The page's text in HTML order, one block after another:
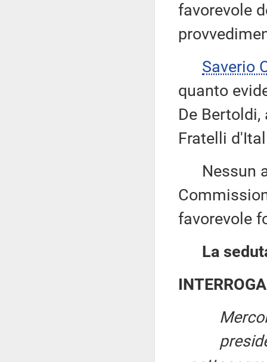
favorevole
Saverio
quanto
De
Fratelli
Nessun
favorevole
La